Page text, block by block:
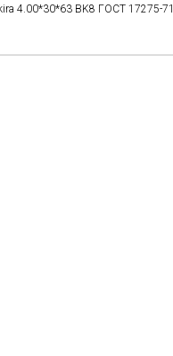
4.00*30*63 BK8 ГОСТ 17275-71